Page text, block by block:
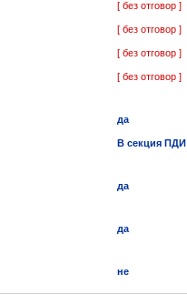
[ без отговор ]
[ без отговор ]
[ без отговор ]
[ без отговор ]
да
В секция ПДИ
да
да
не